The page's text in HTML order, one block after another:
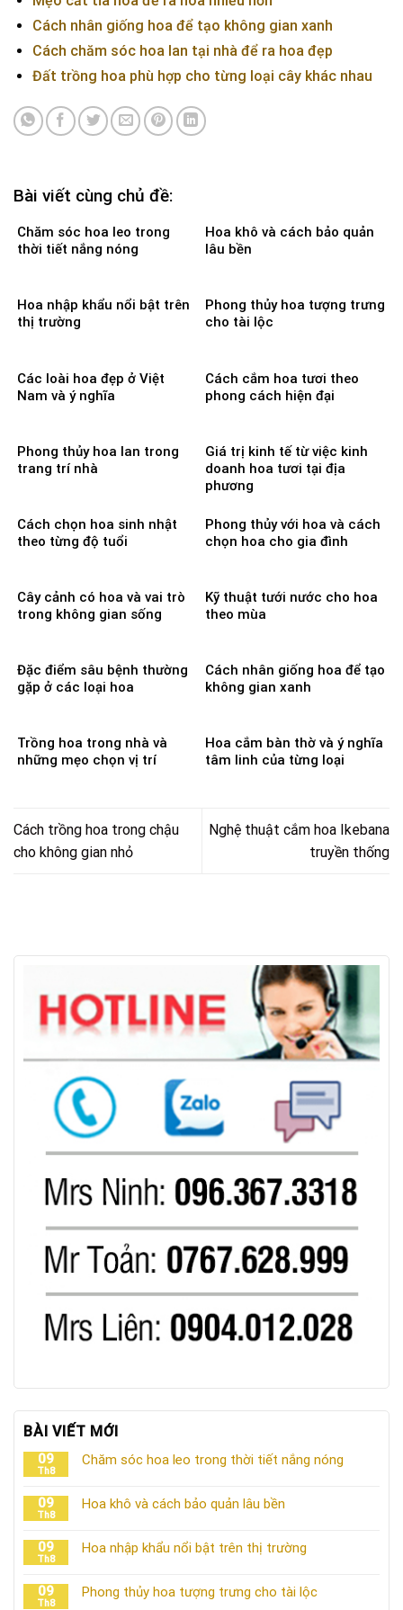
Cách nhân giống hoa để tạo không gian xanh
Cách chăm sóc hoa lan tại nhà để ra hoa đẹp
Đất trồng hoa phù hợp cho từng loại cây khác nhau
Bài viết cùng chủ đề:
Chăm sóc hoa leo trong
thời tiết nắng nóng
Hoa khô và cách bảo quản
lâu bền
Hoa nhập khẩu nổi bật trên
thị trường
Phong thủy hoa tượng trưng
cho tài lộc
Các loài hoa đẹp ở Việt
Nam và ý nghĩa
Cách cắm hoa tươi theo
phong cách hiện đại
Phong thủy hoa lan trong
trang trí nhà
Giá trị kinh tế từ việc kinh
doanh hoa tươi tại địa
phương
Cách chọn hoa sinh nhật
theo từng độ tuổi
Phong thủy với hoa và cách
chọn hoa cho gia đình
Cây cảnh có hoa và vai trò
trong không gian sống
Kỹ thuật tưới nước cho hoa
theo mùa
Đặc điểm sâu bệnh thường
gặp ở các loại hoa
Cách nhân giống hoa để tạo
không gian xanh
Trồng hoa trong nhà và
những mẹo chọn vị trí
Hoa cắm bàn thờ và ý nghĩa
tâm linh của từng loại
Cách trồng hoa trong chậu
cho không gian nhỏ
Nghệ thuật cắm hoa Ikebana
truyền thống
BÀI VIẾT MỚI
09
Th8
Chăm sóc hoa leo trong thời tiết nắng nóng
09
Th8
Hoa khô và cách bảo quản lâu bền
09
Th8
Hoa nhập khẩu nổi bật trên thị trường
09
Th8
Phong thủy hoa tượng trưng cho tài lộc